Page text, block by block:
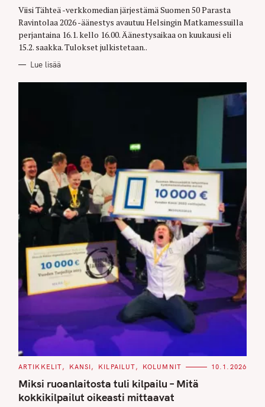
Viisi Tähteä -verkkomedian järjestämä Suomen 50 Parasta
Ravintolaa 2026 -äänestys avautuu Helsingin Matkamessuilla
perjantaina 16.1. kello 16.00. Äänestysaikaa on kuukausi eli
15.2. saakka. Tulokset julkistetaan..
Lue lisää
C
T
E
G
O
ARTIKKELIT KANSI KILPAILUT KOLUMNIT 10.1.2026
Miksi ruoanlaitosta tuli kilpailu – Mitä
kokkikilpailut oikeasti mittaavat